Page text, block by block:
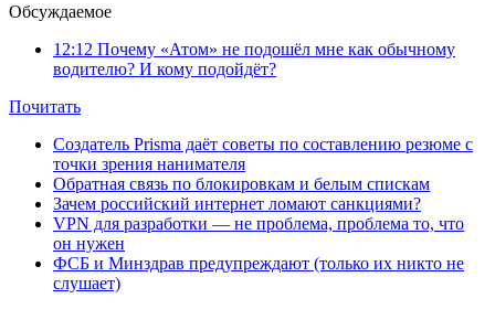
Обсуждаемое
12:12 Почему «Атом» не подошёл мне как обычному
водителю? И кому подойдёт?
Почитать
Создатель Prisma даёт советы по составлению резюме с
точки зрения нанимателя
Обратная связь по блокировкам и белым спискам
Зачем российский интернет ломают санкциями?
VPN для разработки — не проблема, проблема то, что
он нужен
ФСБ и Минздрав предупреждают (только их никто не
слушает)